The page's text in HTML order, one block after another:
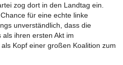
zog dort in den Landtag ein.
für eine echte linke
unverständlich, dass die
ihren ersten Akt im
Kopf einer großen Koalition zum